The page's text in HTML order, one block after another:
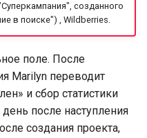
созданного
в поиске") , Wildberries.
поле. После
Marilyn переводит
и сбор статистики
после наступления
создания проекта,